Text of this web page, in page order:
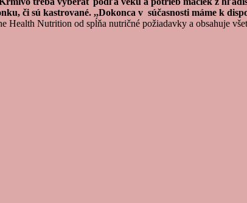
či sú kastrované. ,,Dokonca v súčasnosti máme k
Health Nutrition od spĺňa nutričné požiadavky a obsahuje